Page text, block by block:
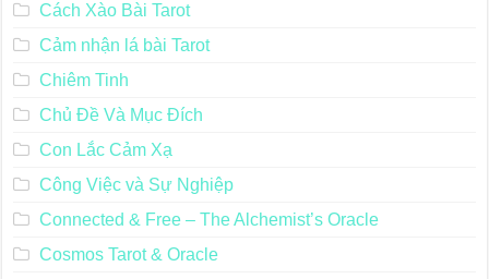
Cách Xào Bài Tarot
Cảm nhận lá bài Tarot
Chiêm Tinh
Chủ Đề Và Mục Đích
Con Lắc Cảm Xạ
Công Việc và Sự Nghiệp
Connected & Free – The Alchemist’s Oracle
Cosmos Tarot & Oracle